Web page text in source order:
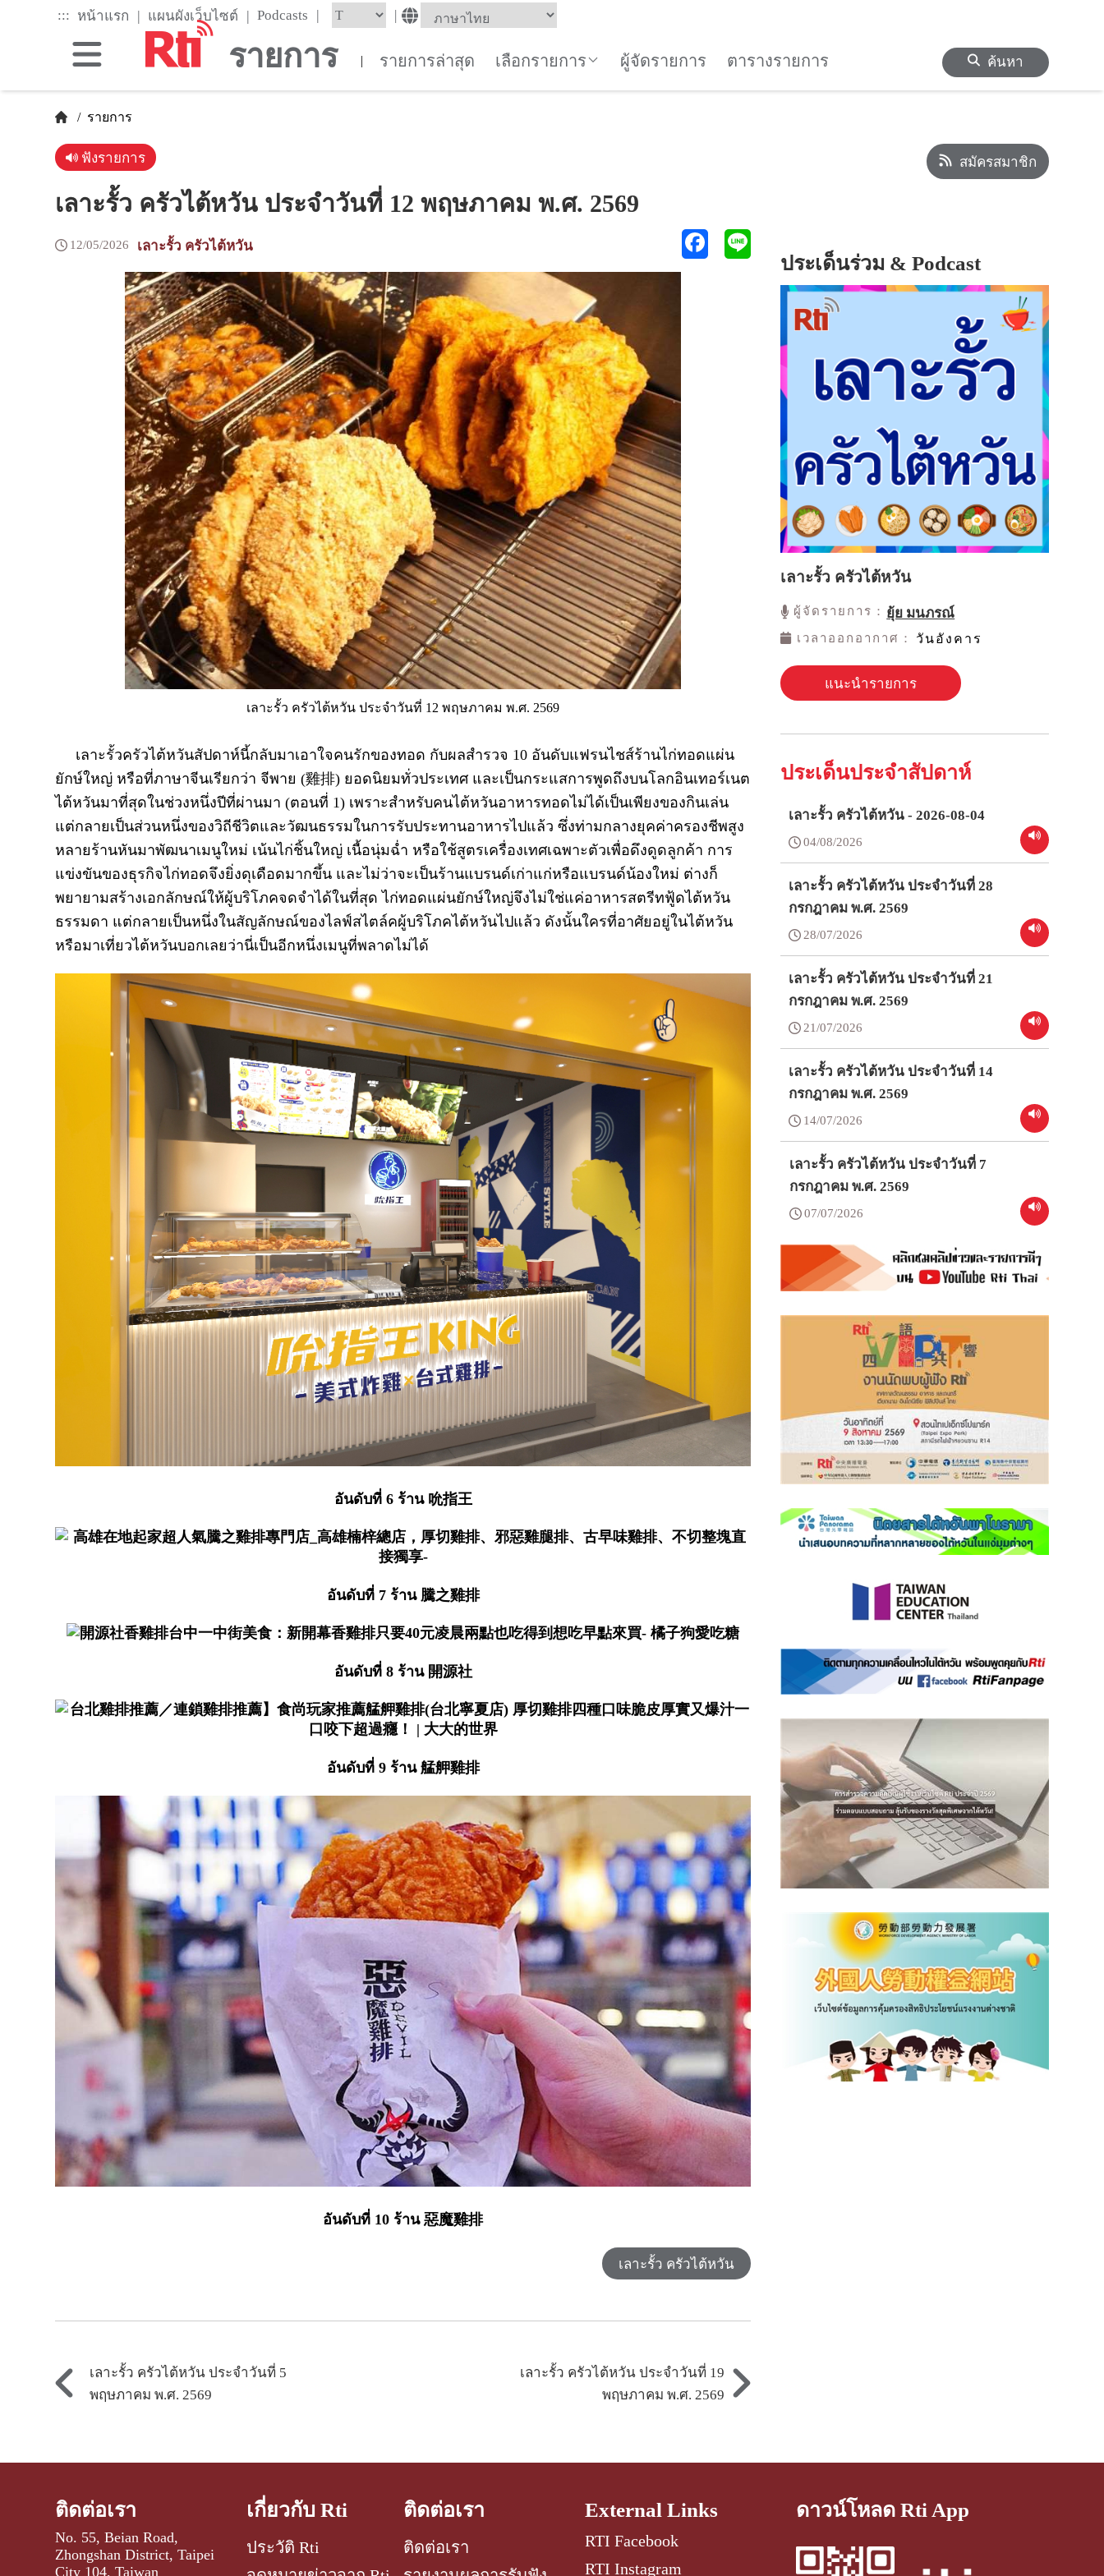
::: หน้าแรก | แผนผังเว็บไซต์ | Podcasts | |
รายการ | รายการล่าสุด เลือกรายการ ผู้จัดรายการ ตารางรายการ ค้นหา
/ รายการ
ฟังรายการ
เลาะรั้ว ครัวไต้หวัน ประจำวันที่ 12 พฤษภาคม พ.ศ. 2569
12/05/2026 เลาะรั้ว ครัวไต้หวัน
เลาะรั้ว ครัวไต้หวัน ประจำวันที่ 12 พฤษภาคม พ.ศ. 2569
เลาะรั้วครัวไต้หวันสัปดาห์นี้กลับมาเอาใจคนรักของทอด กับผลสำรวจ 10 อันดับแฟรนไชส์ร้านไก่ทอดแผ่น
ยักษ์ใหญ่ หรือที่ภาษาจีนเรียกว่า จีพาย (雞排) ยอดนิยมทั่วประเทศ และเป็นกระแสการพูดถึงบนโลกอินเทอร์เนต
ไต้หวันมาที่สุดในช่วงหนึ่งปีที่ผ่านมา (ตอนที่ 1) เพราะสำหรับคนไต้หวันอาหารทอดไม่ได้เป็นเพียงของกินเล่น
แต่กลายเป็นส่วนหนึ่งของวิถีชีวิตและวัฒนธรรมในการรับประทานอาหารไปแล้ว ซึ่งท่ามกลางยุคค่าครองชีพสูง
หลายร้านหันมาพัฒนาเมนูใหม่ เน้นไก่ชิ้นใหญ่ เนื้อนุ่มฉ่ำ หรือใช้สูตรเครื่องเทศเฉพาะตัวเพื่อดึงดูดลูกค้า การ
แข่งขันของธุรกิจไก่ทอดจึงยิ่งดุเดือดมากขึ้น และไม่ว่าจะเป็นร้านแบรนด์เก่าแก่หรือแบรนด์น้องใหม่ ต่างก็
พยายามสร้างเอกลักษณ์ให้ผู้บริโภคจดจำได้ในที่สุด ไก่ทอดแผ่นยักษ์ใหญ่จึงไม่ใช่แค่อาหารสตรีทฟู้ดไต้หวัน
ธรรมดา แต่กลายเป็นหนึ่งในสัญลักษณ์ของไลฟ์สไตล์คผู้บริโภคไต้หวันไปแล้ว ดังนั้นใครที่อาศัยอยู่ในไต้หวัน
หรือมาเที่ยวไต้หวันบอกเลยว่านี่เป็นอีกหนึ่งเมนูที่พลาดไม่ได้
อันดับที่ 6 ร้าน 吮指王
อันดับที่ 7 ร้าน 騰之雞排
อันดับที่ 8 ร้าน 開源社
อันดับที่ 9 ร้าน 艋舺雞排
อันดับที่ 10 ร้าน 惡魔雞排
เลาะรั้ว ครัวไต้หวัน
เลาะรั้ว ครัวไต้หวัน ประจำวันที่ 5
พฤษภาคม พ.ศ. 2569
เลาะรั้ว ครัวไต้หวัน ประจำวันที่ 19
พฤษภาคม พ.ศ. 2569
สมัครสมาชิก
ประเด็นร่วม & Podcast
เลาะรั้ว ครัวไต้หวัน
ผู้จัดรายการ： ยุ้ย มนภรณ์
เวลาออกอากาศ： วันอังคาร
แนะนำรายการ
ประเด็นประจำสัปดาห์
เลาะรั้ว ครัวไต้หวัน - 2026-08-04
04/08/2026
เลาะรั้ว ครัวไต้หวัน ประจำวันที่ 28
กรกฎาคม พ.ศ. 2569
28/07/2026
เลาะรั้ว ครัวไต้หวัน ประจำวันที่ 21
กรกฎาคม พ.ศ. 2569
21/07/2026
เลาะรั้ว ครัวไต้หวัน ประจำวันที่ 14
กรกฎาคม พ.ศ. 2569
14/07/2026
เลาะรั้ว ครัวไต้หวัน ประจำวันที่ 7
กรกฎาคม พ.ศ. 2569
07/07/2026
ติดต่อเรา
No. 55, Beian Road,
Zhongshan District, Taipei
City 104, Taiwan
เกี่ยวกับ Rti
ประวัติ Rti
ติดต่อเรา
ติดต่อเรา
External Links
RTI Facebook
RTI Instagram
ดาวน์โหลด Rti App